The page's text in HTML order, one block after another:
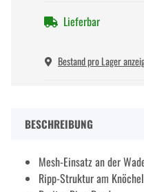
Lieferbar
Bestand pro Lager
BESCHREIBUNG
Mesh-Einsatz an der
Ripp-Struktur am Knöchel